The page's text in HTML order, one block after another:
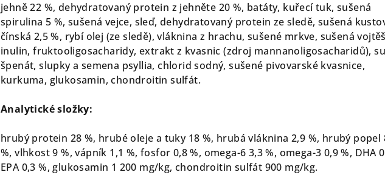
jehně 22 %, dehydratovaný protein z jehněte 20 %, batáty, kuřecí tuk, sušená
spirulina 5 %, sušená vejce, sleď, dehydratovaný protein ze sledě, sušená
čínská 2,5 %, rybí olej (ze sledě), vláknina z hrachu, sušené mrkve, sušená
inulin, fruktooligosacharidy, extrakt z kvasnic (zdroj mannanoligosacharidů),
špenát, slupky a semena psyllia, chlorid sodný, sušené pivovarské kvasnice,
kurkuma, glukosamin, chondroitin sulfát.
Analytické složky:
hrubý protein 28 %, hrubé oleje a tuky 18 %, hrubá vláknina 2,9 %, hrubý popel
%, vlhkost 9 %, vápník 1,1 %, fosfor 0,8 %, omega-6 3,3 %, omega-3 0,9 %, DHA
EPA 0,3 %, glukosamin 1 200 mg/kg, chondroitin sulfát 900 mg/kg.